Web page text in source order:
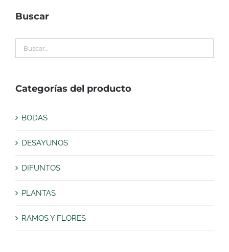
Buscar
Categorías del producto
BODAS
DESAYUNOS
DIFUNTOS
PLANTAS
RAMOS Y FLORES